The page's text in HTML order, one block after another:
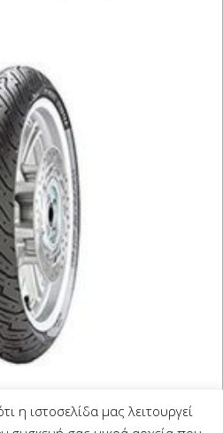
Scooter
η ιστοσελίδα μας λειτουργεί